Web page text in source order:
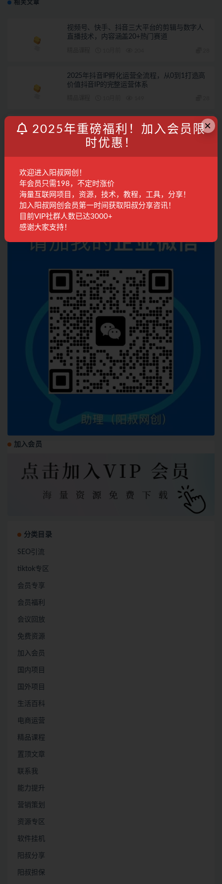
相关文章
视频号、快手、抖音三大平台的剪辑与数字人
直播技术，内容涵盖20+热门赛道
2025年抖音IP孵化运营全流程，从0到1打造高
价值抖音IP的完整运营体系
视频号、快手、抖音三大平台的剪辑与数字人
直播技术，内容涵盖20+热门赛道
精品课程 1年前
小红书带货新玩法【9月课程】教你如何打造爆
款笔记，销量倍增（无水印）
电商运营 2年前 609
联系客服
加入会员
分类目录
SEO引流
tiktok专区
会员专享
会员福利
会议回放
免费资源
加入会员
国内项目
国外项目
生活百科
电商运营
精品课程
置顶文章
联系我
能力提升
营销策划
资源专区
软件挂机
阳叔分享
阳叔担保
×
2025年重磅福利！加入会员限
时优惠！
欢迎进入阳叔网创！
年会员只需198，不定时涨价
海量互联网项目，资源，技术，教程，工具，分享！
加入阳叔网创会员第一时间获取阳叔分享咨讯！
目前VIP社群人数已达3000+
感谢大家支持！